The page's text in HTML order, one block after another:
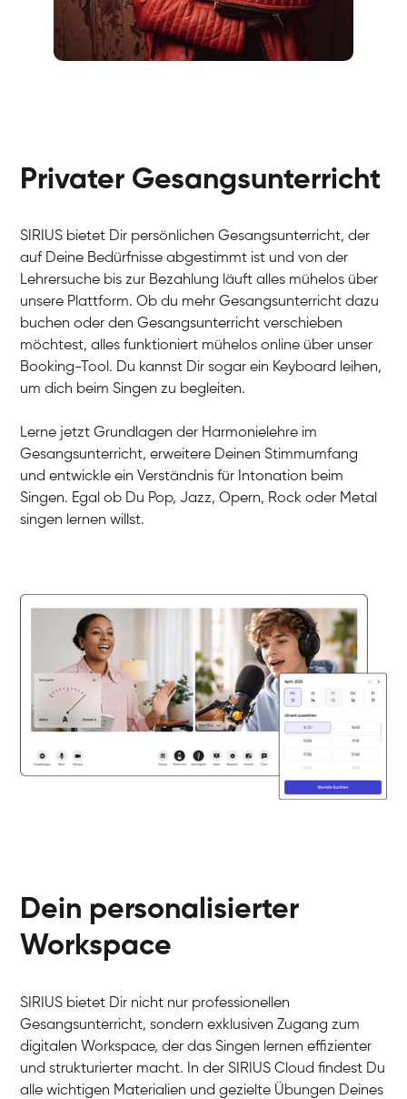
Gesang / Vocal
Anna
Gesang / Vocal
Gesang / Vocal
Gesang / Vocal
Gesang / Vocal
Gesang / Vocal
Gesang / Vocal
Gesang / Vocal
Gesang / Vocal
Gesang / Vocal
Gesang / Vocal
Gesang / Vocal
Privater Gesangsunterricht
SIRIUS bietet Dir persönlichen Gesangsunterricht, der
auf Deine Bedürfnisse abgestimmt ist und von der
Lehrersuche bis zur Bezahlung läuft alles mühelos über
unsere Plattform. Ob du mehr Gesangsunterricht dazu
buchen oder den Gesangsunterricht verschieben
möchtest, alles funktioniert mühelos online über unser
Booking-Tool. Du kannst Dir sogar ein Keyboard leihen,
um dich beim Singen zu begleiten.
Lerne jetzt Grundlagen der Harmonielehre im
Gesangsunterricht, erweitere Deinen Stimmumfang
und entwickle ein Verständnis für Intonation beim
Singen. Egal ob Du Pop, Jazz, Opern, Rock oder Metal
singen lernen willst.
Dein personalisierter
Workspace
SIRIUS bietet Dir nicht nur professionellen
Gesangsunterricht, sondern exklusiven Zugang zum
digitalen Workspace, der das Singen lernen effizienter
und strukturierter macht. In der SIRIUS Cloud findest Du
alle wichtigen Materialien und gezielte Übungen Deines